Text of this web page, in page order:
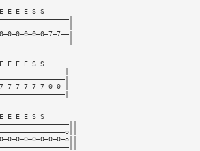
E E E S S
E E E S S
E E E S S